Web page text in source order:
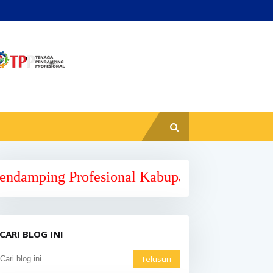
Kabupaten Mamuju Provinsi
CARI BLOG INI